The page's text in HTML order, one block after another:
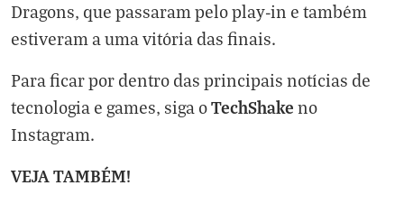
Dragons, que passaram pelo play-in e também
estiveram a uma vitória das finais.
Para ficar por dentro das principais notícias de
tecnologia e games, siga oTechShake no
Instagram.
VEJA TAMBÉM!